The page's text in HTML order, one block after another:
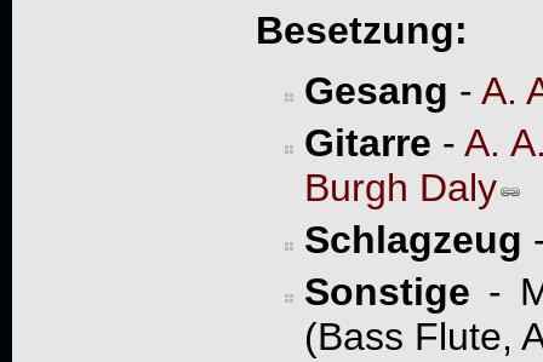
Besetzung:
Gesang - A.
Gitarre -A.
Burgh Daly
Schlagzeug
Sonstige -
(Bass Flute,